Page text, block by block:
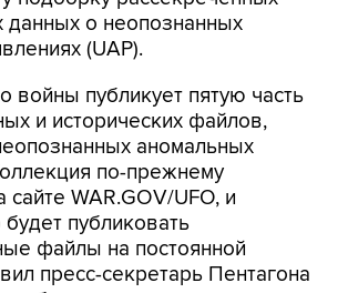
войны публикует пятую часть
аномальных
по-прежнему
WAR.GOV/UFO, и
публиковать
файлы на постоянной
пресс-секретарь Пентагона
что уже ведется
подборкой.